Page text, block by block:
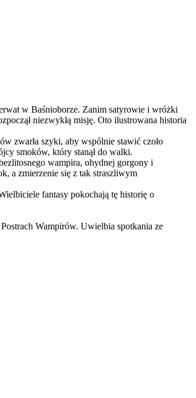
w Baśnioborze. Zanim satyrowie i wróżki
niezwykłą misję. Oto ilustrowana historia
zwarła szyki, aby wspólnie stawić czoło
smoków, który stanął do walki.
wampira, ohydnej gorgony i
a zmierzenie się z tak straszliwym
fantasy pokochają tę historię o
Wampirów. Uwielbia spotkania ze